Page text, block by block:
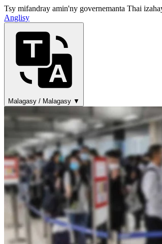
Tsy mifandray amin'ny governemanta Thai
Anglisy
Malagasy / Malagasy ▼